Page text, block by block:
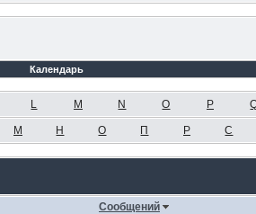
Календарь
L M N O P
М Н О П Р С
Сообщений